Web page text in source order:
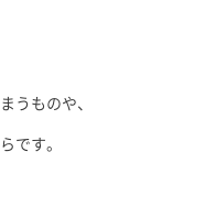
うものや、
です。